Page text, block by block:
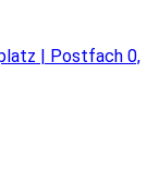
| Postfach 0,